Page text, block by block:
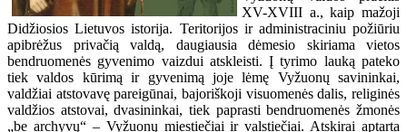
XV-XVIII a., kaip mažoji
Didžiosios Lietuvos istorija. Teritorijos ir administraciniu požiūriu
apibrėžus privačią valdą, daugiausia dėmesio skiriama vietos
bendruomenės gyvenimo vaizdui atskleisti. Į tyrimo lauką pateko
tiek valdos kūrimą ir gyvenimą joje lėmę Vyžuonų savininkai,
valdžiai atstovavę pareigūnai, bajoriškoji visuomenės dalis, religinės
valdžios atstovai, dvasininkai, tiek paprasti bendruomenės žmonės
„be archyvų“ – Vyžuonų miestiečiai ir valstiečiai. Atskirai aptarta